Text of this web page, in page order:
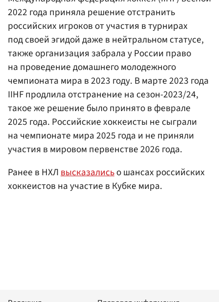
2022 года приняла решение отстранить
российских игроков от участия в турнирах
под своей эгидой даже в нейтральном статусе,
также организация забрала у России право
на проведение домашнего молодежного
чемпионата мира в 2023 году. В марте 2023 года
IIHF продлила отстранение на сезон-2023/24,
такое же решение было принято в феврале
2025 года. Российские хоккеисты не сыграли
на чемпионате мира 2025 года и не приняли
участия в мировом первенстве 2026 года.
Ранее в НХЛвысказалисьо шансах российских
хоккеистов на участие в Кубке мира.